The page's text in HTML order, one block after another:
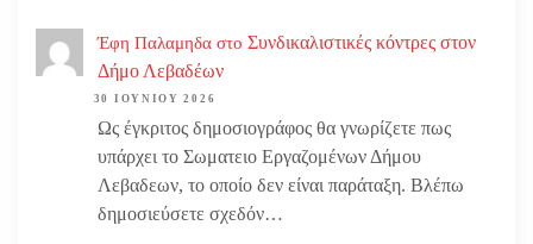
Έφη Παλαμηδα στο Συνδικαλιστικές κόντρες στον
Δήμο Λεβαδέων
30 ΙΟΥΝΊΟΥ 2026
Ως έγκριτος δημοσιογράφος θα γνωρίζετε πως
υπάρχει το Σωματειο Εργαζομένων Δήμου
Λεβαδεων, το οποίο δεν είναι παράταξη. Βλέπω
δημοσιεύσετε σχεδόν…